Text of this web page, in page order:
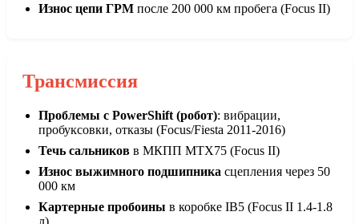
Износ цепи ГРМ после 200 000 км пробега (Focus II)
Трансмиссия
Проблемы с PowerShift (робот): вибрации,
пробуксовки, отказы (Focus/Fiesta 2011-2016)
Течь сальников в МКПП MTX75 (Focus II)
Износ выжимного подшипника сцепления через 50
000 км
Картерные пробоины в коробке IB5 (Focus II 1.4-1.8
л)